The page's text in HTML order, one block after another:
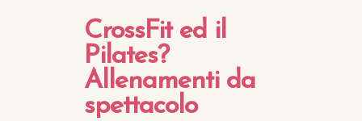
CrossFit ed il
Pilates?
Allenamenti da
spettacolo